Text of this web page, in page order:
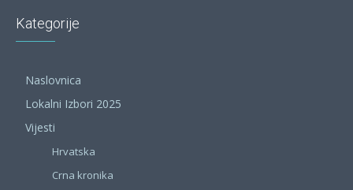
Kategorije
Naslovnica
Lokalni Izbori 2025
Vijesti
Hrvatska
Crna kronika